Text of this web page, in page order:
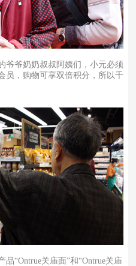
爷爷奶奶叔叔阿姨们，小元必须
员，购物可享双倍积分，所以千
“Ontrue关庙面”和“Ontrue关庙